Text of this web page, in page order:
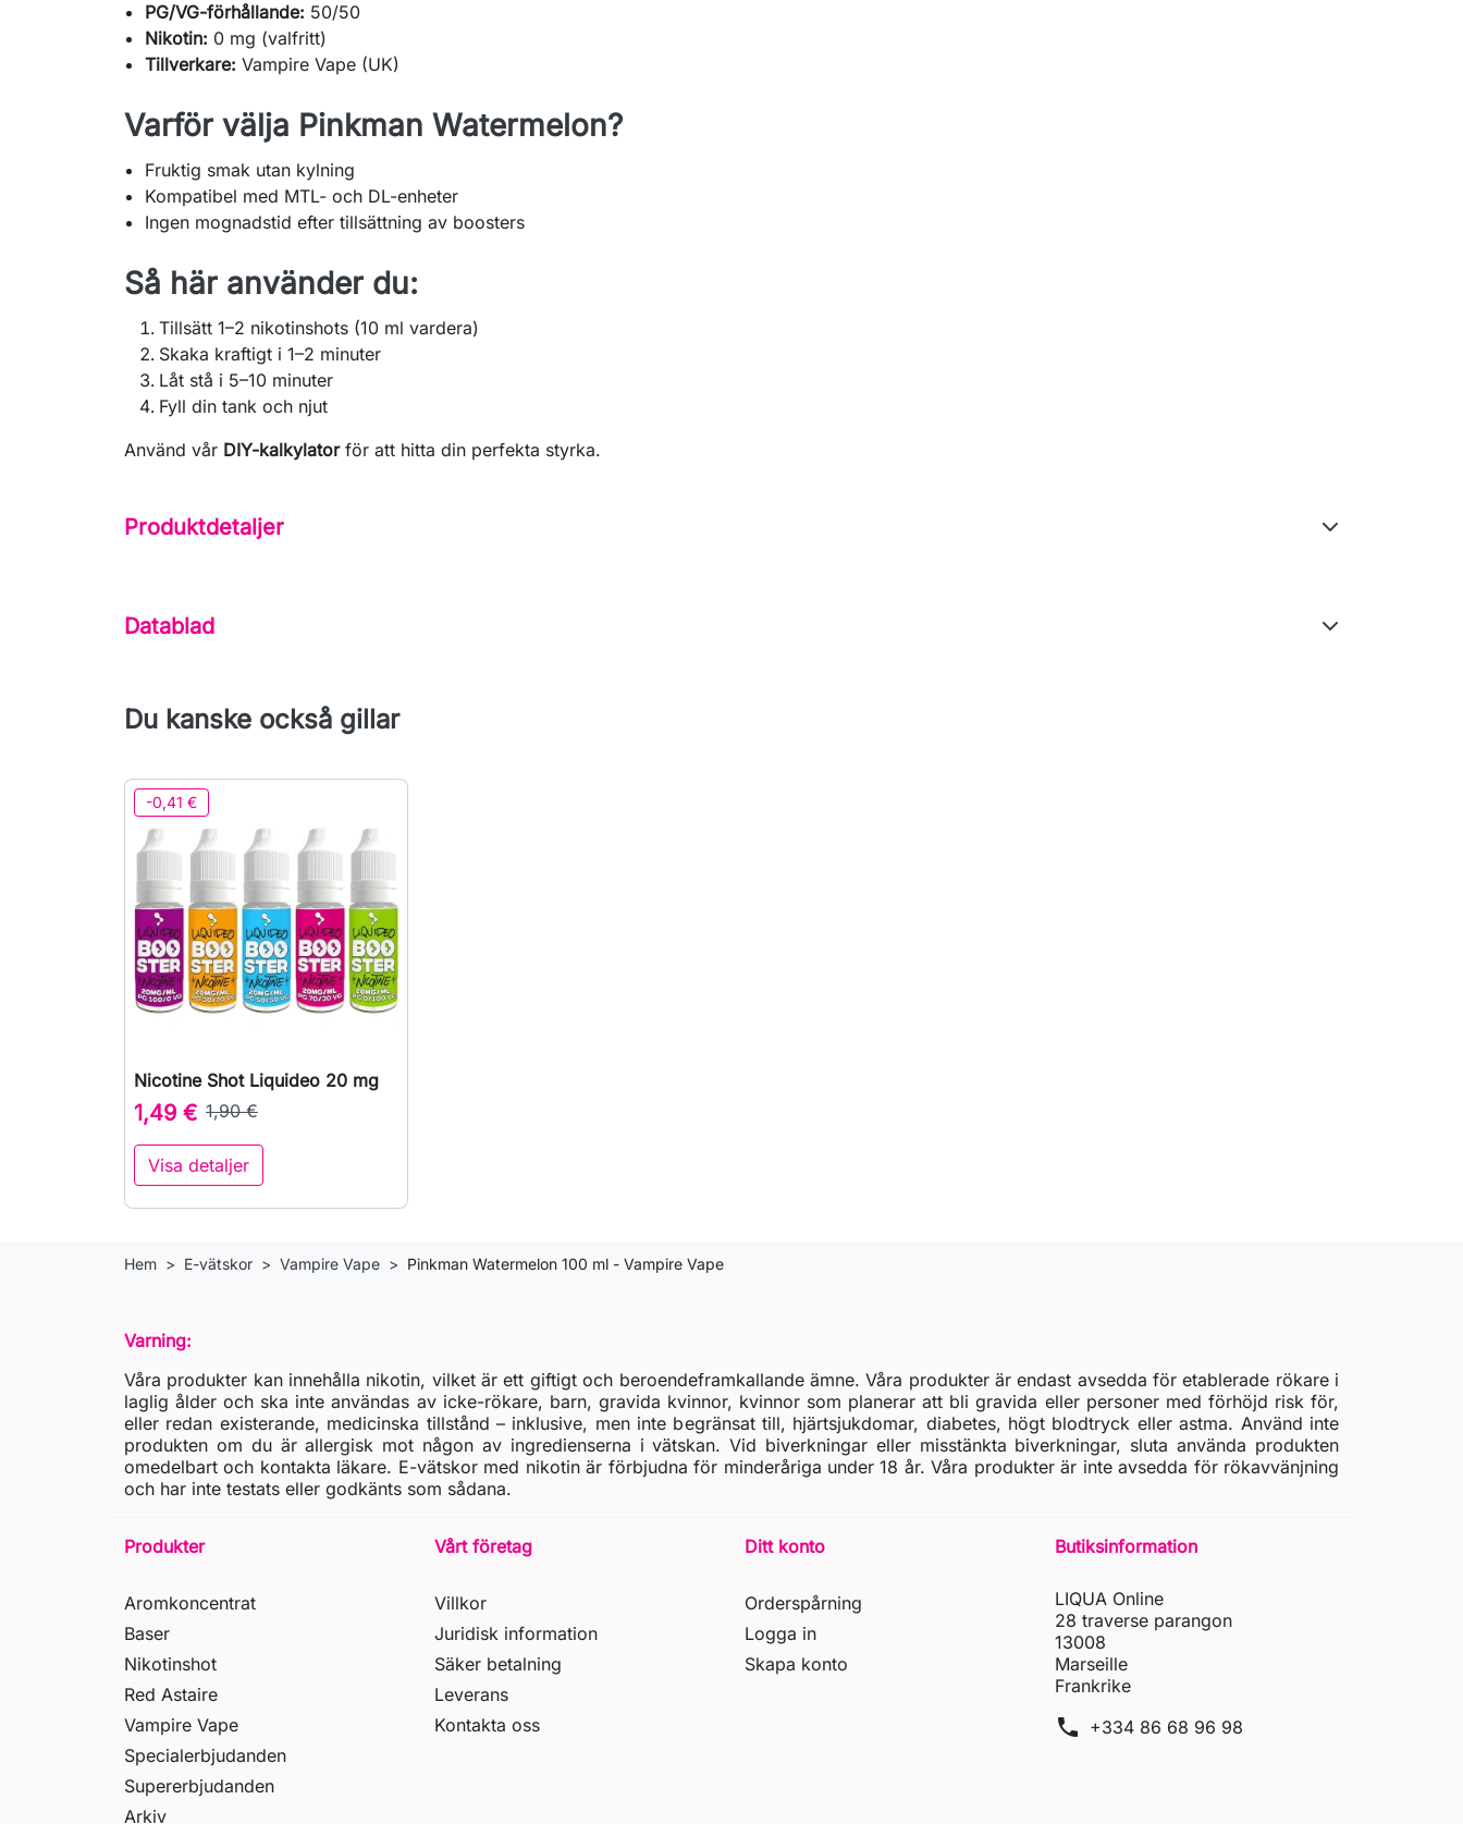
PG/VG-förhållande: 50/50
Nikotin: 0 mg (valfritt)
Tillverkare: Vampire Vape (UK)
Varför välja Pinkman Watermelon?
Fruktig smak utan kylning
Kompatibel med MTL- och DL-enheter
Ingen mognadstid efter tillsättning av boosters
Så här använder du:
Tillsätt 1–2 nikotinshots (10 ml vardera)
Skaka kraftigt i 1–2 minuter
Låt stå i 5–10 minuter
Fyll din tank och njut
Använd vår DIY-kalkylatorför att hitta din perfekta styrka.
Produktdetaljer
Datablad
Du kanske också gillar
-0,41 €
 Snabbvy
Nicotine Shot Liquideo 20 mg
1,49 € 1,90 €
Visa detaljer
Hem E-vätskor Vampire Vape Pinkman Watermelon 100 ml - Vampire Vape
Varning:
Våra produkter kan innehålla nikotin, vilket är ett giftigt och beroendeframkallande ämne. Våra produkter är endast avsedda för etablerade rökare i
laglig ålder och ska inte användas av icke-rökare, barn, gravida kvinnor, kvinnor som planerar att bli gravida eller personer med förhöjd risk för,
eller redan existerande, medicinska tillstånd – inklusive, men inte begränsat till, hjärtsjukdomar, diabetes, högt blodtryck eller astma. Använd inte
produkten om du är allergisk mot någon av ingredienserna i vätskan. Vid biverkningar eller misstänkta biverkningar, sluta använda produkten
omedelbart och kontakta läkare. E-vätskor med nikotin är förbjudna för minderåriga under 18 år. Våra produkter är inte avsedda för rökavvänjning
och har inte testats eller godkänts som sådana.
Produkter
Aromkoncentrat
Baser
Nikotinshot
Red Astaire
Vampire Vape
Specialerbjudanden
Supererbjudanden
Arkiv
Vårt företag
Villkor
Juridisk information
Säker betalning
Leverans
Kontakta oss
Ditt konto
Orderspårning
Logga in
Skapa konto
Butiksinformation
LIQUA Online
28 traverse parangon
13008
Marseille
Frankrike
phone +334 86 68 96 98